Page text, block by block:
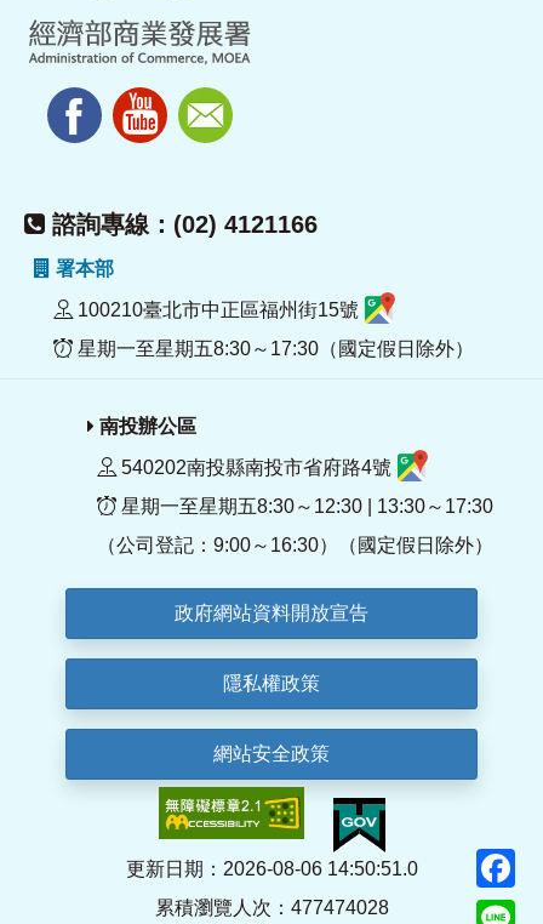
諮詢專線：(02) 4121166
署本部
100210臺北市中正區福州街15號
星期一至星期五8:30～17:30（國定假日除外）
南投辦公區
540202南投縣南投市省府路4號
星期一至星期五8:30～12:30 | 13:30～17:30
（公司登記：9:00～16:30）（國定假日除外）
政府網站資料開放宣告
隱私權政策
網站安全政策
更新日期：2026-08-06 14:50:51.0
累積瀏覽人次：477474028